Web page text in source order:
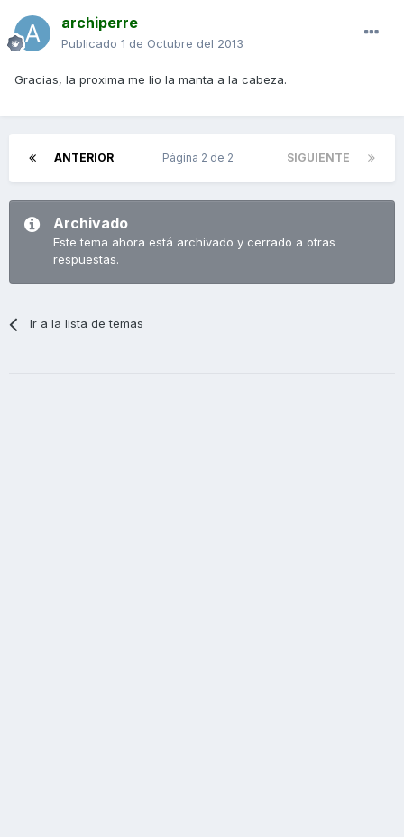
archiperre
Publicado 1 de Octubre del 2013
Gracias, la proxima me lio la manta a la cabeza.
ANTERIOR SIGUIENTE
Página 2 de 2
Archivado
Este tema ahora está archivado y cerrado a otras
respuestas.
Ir a la lista de temas